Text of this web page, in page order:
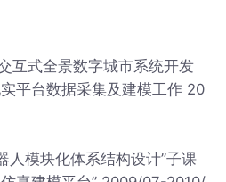
互式全景数字城市系统开发
平台数据采集及建模工作 20
人模块化体系结构设计”子课